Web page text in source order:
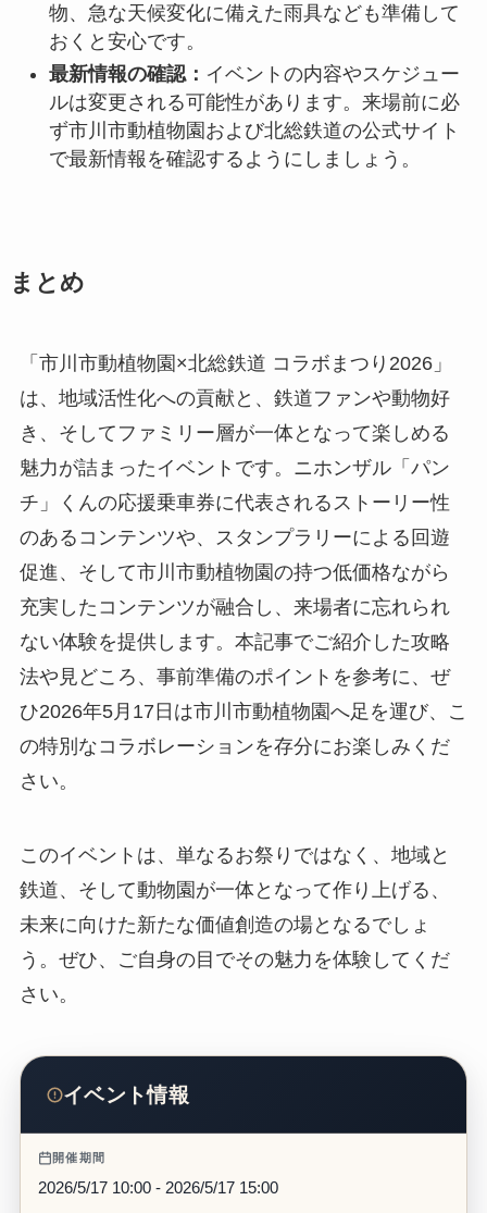
物、急な天候変化に備えた雨具なども準備して
おくと安心です。
最新情報の確認： イベントの内容やスケジュー
ルは変更される可能性があります。来場前に必
ず市川市動植物園および北総鉄道の公式サイト
で最新情報を確認するようにしましょう。
まとめ
「市川市動植物園×北総鉄道 コラボまつり2026」
は、地域活性化への貢献と、鉄道ファンや動物好
き、そしてファミリー層が一体となって楽しめる
魅力が詰まったイベントです。ニホンザル「パン
チ」くんの応援乗車券に代表されるストーリー性
のあるコンテンツや、スタンプラリーによる回遊
促進、そして市川市動植物園の持つ低価格ながら
充実したコンテンツが融合し、来場者に忘れられ
ない体験を提供します。本記事でご紹介した攻略
法や見どころ、事前準備のポイントを参考に、ぜ
ひ2026年5月17日は市川市動植物園へ足を運び、こ
の特別なコラボレーションを存分にお楽しみくだ
さい。
このイベントは、単なるお祭りではなく、地域と
鉄道、そして動物園が一体となって作り上げる、
未来に向けた新たな価値創造の場となるでしょ
う。ぜひ、ご自身の目でその魅力を体験してくだ
さい。
イベント情報
開催期間
2026/5/17 10:00 - 2026/5/17 15:00